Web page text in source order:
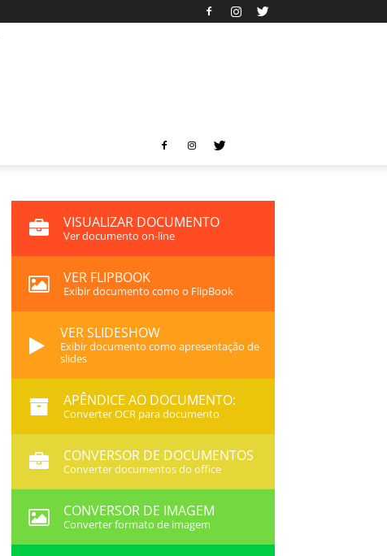
VISUALIZAR DOCUMENTO
Ver documento on-line
VER FLIPBOOK
Exibir documento como o FlipBook
VER SLIDESHOW
Exibir documento como apresentação de
slides
APÊNDICE AO DOCUMENTO:
Converter OCR para documento
CONVERSOR DE DOCUMENTOS
Converter documentos do office
CONVERSOR DE IMAGEM
Converter formato de imagem